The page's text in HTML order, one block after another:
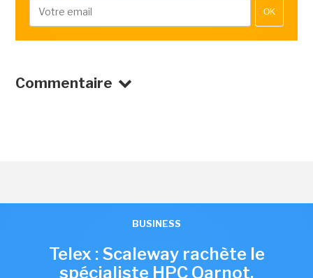
OK
Commentaire
BUSINESS
Telex : Scaleway rachète le
spécialiste HPC Qarnot,